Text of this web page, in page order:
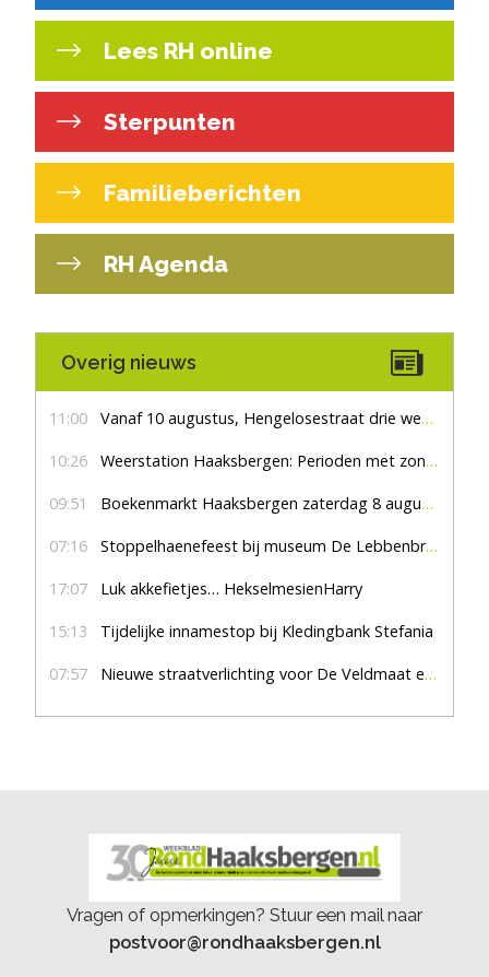
Lees RH online
Sterpunten
Familieberichten
RH Agenda
Overig nieuws
11:00 Vanaf 10 augustus, Hengelosestraat drie weken dicht voor doorgaand verkeer
10:26 Weerstation Haaksbergen: Perioden met zon en droog
09:51 Boekenmarkt Haaksbergen zaterdag 8 augustus, marktplein Haaksbergen
07:16 Stoppelhaenefeest bij museum De Lebbenbrugge
17:07 Luk akkefietjes… HekselmesienHarry
15:13 Tijdelijke innamestop bij Kledingbank Stefania
07:57 Nieuwe straatverlichting voor De Veldmaat en De Pas
Vragen of opmerkingen? Stuur een mail naar
postvoor@rondhaaksbergen.nl